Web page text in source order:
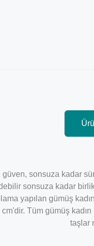
güven, sonsuza kadar
sonsuza kadar
yapılan gümüş
Tüm gümüş
taşlar